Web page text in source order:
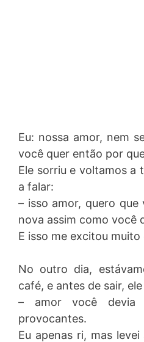
Eu: nossa amor, nem
você quer então por
Ele sorriu e voltamos a
a falar:
– isso amor, quero
nova assim como você
E isso me excitou
No outro dia,
café, e antes de sair,
– amor você devia
provocantes.
Eu apenas ri, mas